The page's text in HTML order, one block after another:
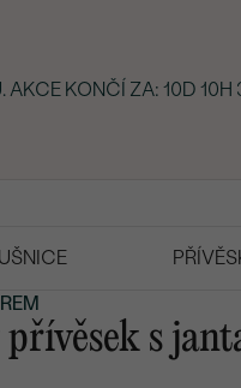
AKCE KONČÍ ZA: 10D 10H
s